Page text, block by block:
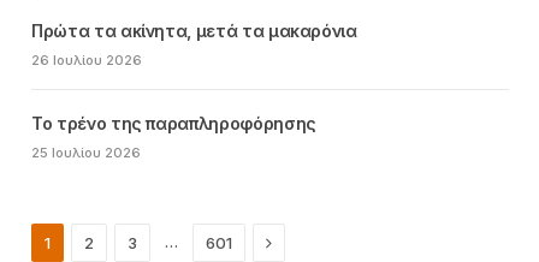
Πρώτα τα ακίνητα, μετά τα μακαρόνια
26 Ιουλίου 2026
Το τρένο της παραπληροφόρησης
25 Ιουλίου 2026
1 2 3 … 601 Next